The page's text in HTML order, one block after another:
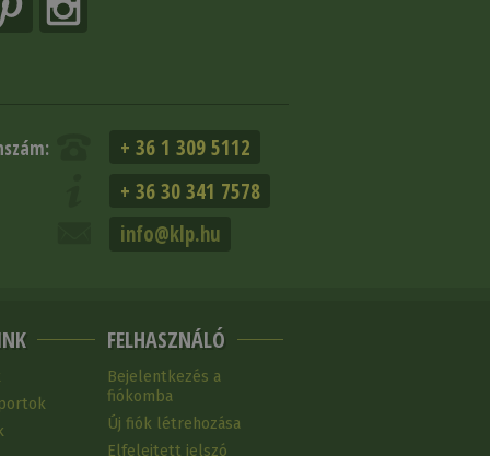
+ 36 1 309 5112
+ 36 30 341 7578
info@klp.hu
FELHASZNÁLÓ
Bejelentkezés a
fiókomba
Új fiók létrehozása
Elfelejtett jelszó